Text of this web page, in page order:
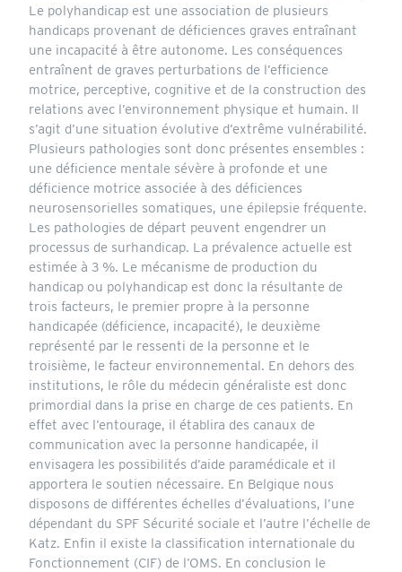
Le polyhandicap est une association de plusieurs
handicaps provenant de déficiences graves entraînant
une incapacité à être autonome. Les conséquences
entraînent de graves perturbations de l’efficience
motrice, perceptive, cognitive et de la construction des
relations avec l’environnement physique et humain. Il
s’agit d’une situation évolutive d’extrême vulnérabilité.
Plusieurs pathologies sont donc présentes ensembles :
une déficience mentale sévère à profonde et une
déficience motrice associée à des déficiences
neurosensorielles somatiques, une épilepsie fréquente.
Les pathologies de départ peuvent engendrer un
processus de surhandicap. La prévalence actuelle est
estimée à 3 %. Le mécanisme de production du
handicap ou polyhandicap est donc la résultante de
trois facteurs, le premier propre à la personne
handicapée (déficience, incapacité), le deuxième
représenté par le ressenti de la personne et le
troisième, le facteur environnemental. En dehors des
institutions, le rôle du médecin généraliste est donc
primordial dans la prise en charge de ces patients. En
effet avec l’entourage, il établira des canaux de
communication avec la personne handicapée, il
envisagera les possibilités d’aide paramédicale et il
apportera le soutien nécessaire. En Belgique nous
disposons de différentes échelles d’évaluations, l’une
dépendant du SPF Sécurité sociale et l’autre l’échelle de
Katz. Enfin il existe la classification internationale du
Fonctionnement (CIF) de l’OMS. En conclusion le